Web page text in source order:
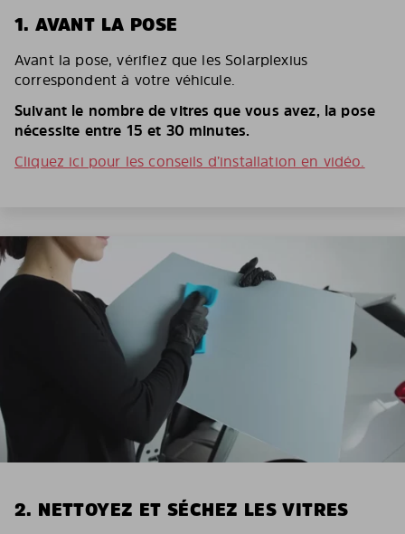
1. AVANT LA POSE
Avant la pose, vérifiez que les Solarplexius
correspondent à votre véhicule.
Suivant le nombre de vitres que vous avez, la pose
nécessite entre 15 et 30 minutes.
Cliquez ici pour les conseils d’installation en vidéo.
2. NETTOYEZ ET SÉCHEZ LES VITRES